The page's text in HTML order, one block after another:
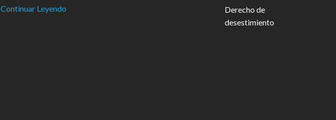
Continuar Leyendo
Derecho de
desestimiento